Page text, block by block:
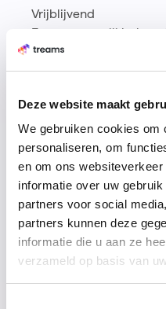
Deze website maakt
We gebruiken cookies om
personaliseren, om
en om ons
informatie over uw
partners voor social
partners kunnen deze
informatie die u aan ze
verzameld op basis van
Vrijblijvend
Focus op wat jij
Boek een live demo
Or read the